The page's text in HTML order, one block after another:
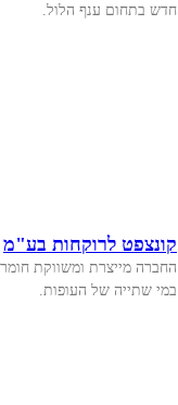
חדש בתחום ענף הלול.
קונצפט לרוקחות בע"מ
החברה מייצרת ומשווקת
במי שתייה של העופות.